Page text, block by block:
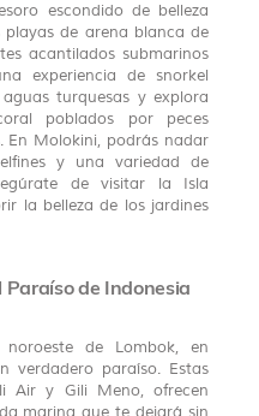
escondido de belleza
playas de arena blanca de
acantilados submarinos
experiencia de snorkel
turquesas y explora
poblados por peces
En Molokini, podrás nadar
y una variedad de
de visitar la Isla
la belleza de los jardines
Paraíso de Indonesia
de Lombok, en
verdadero paraíso. Estas
Air y Gili Meno, ofrecen